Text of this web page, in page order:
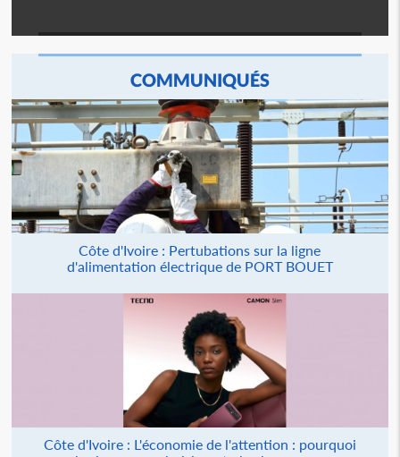
COMMUNIQUÉS
Côte d'Ivoire : Pertubations sur la ligne
d'alimentation électrique de PORT BOUET
Côte d'Ivoire : L'économie de l'attention : pourquoi